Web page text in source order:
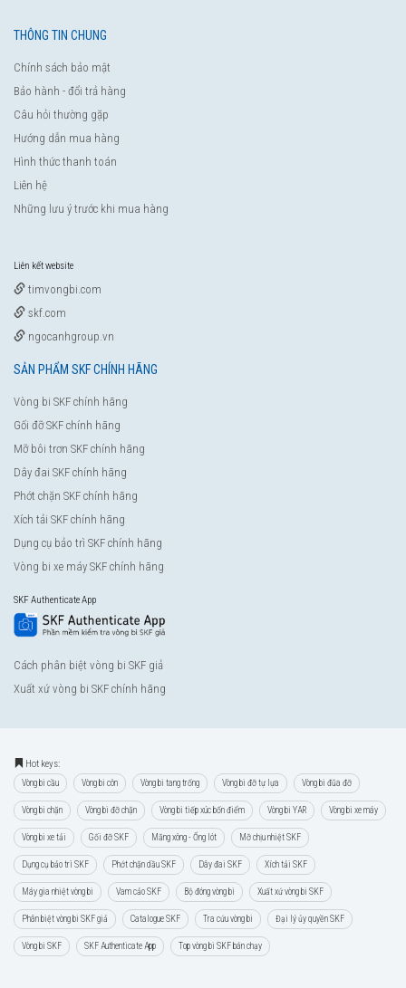
THÔNG TIN CHUNG
Chính sách bảo mật
Bảo hành - đổi trả hàng
Câu hỏi thường gặp
Hướng dẫn mua hàng
Hình thức thanh toán
Liên hệ
Những lưu ý trước khi mua hàng
Liên kết website
timvongbi.com
skf.com
ngocanhgroup.vn
SẢN PHẨM SKF CHÍNH HÃNG
Vòng bi SKF chính hãng
Gối đỡ SKF chính hãng
Mỡ bôi trơn SKF chính hãng
Dây đai SKF chính hãng
Phớt chặn SKF chính hãng
Xích tải SKF chính hãng
Dụng cụ bảo trì SKF chính hãng
Vòng bi xe máy SKF chính hãng
SKF Authenticate App
Cách phân biệt vòng bi SKF giả
Xuất xứ vòng bi SKF chính hãng
Hot keys:
Vòng bi cầu Vòng bi côn Vòng bi tang trống Vòng bi đỡ tự lựa Vòng bi đũa đỡ
Vòng bi chặn Vòng bi đỡ chặn Vòng bi tiếp xúc bốn điểm Vòng bi YAR Vòng bi xe máy
Vòng bi xe tải Gối đỡ SKF Măng xông - Ống lót Mỡ chịu nhiệt SKF
Dụng cụ bảo trì SKF Phớt chặn dầu SKF Dây đai SKF Xích tải SKF
Máy gia nhiệt vòng bi Vam cảo SKF Bộ đóng vòng bi Xuất xứ vòng bi SKF
Phân biệt vòng bi SKF giả Catalogue SKF Tra cứu vòng bi Đại lý ủy quyền SKF
Vòng bi SKF SKF Authenticate App Top vòng bi SKF bán chạy